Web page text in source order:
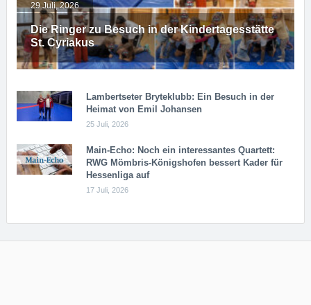
Die Ringer zu Besuch in der Kindertagesstätte
St. Cyriakus
29 Juli, 2026
Lambertseter Bryteklubb: Ein Besuch in der
Heimat von Emil Johansen
25 Juli, 2026
Main-Echo: Noch ein in­ter­es­san­tes Quar­tett:
RWG Möm­b­ris-Kö­n­igs­ho­fen bessert Kader für
Hessenliga auf
17 Juli, 2026